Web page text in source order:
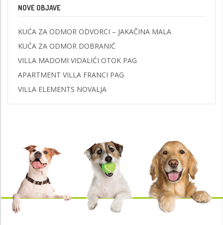
NOVE OBJAVE
KUĆA ZA ODMOR ODVORCI – JAKAČINA MALA
KUĆA ZA ODMOR DOBRANIĆ
VILLA MADOMI VIDALIĆI OTOK PAG
APARTMENT VILLA FRANCI PAG
VILLA ELEMENTS NOVALJA